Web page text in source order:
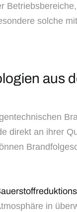
solche
aus
direkt an ihrer
in